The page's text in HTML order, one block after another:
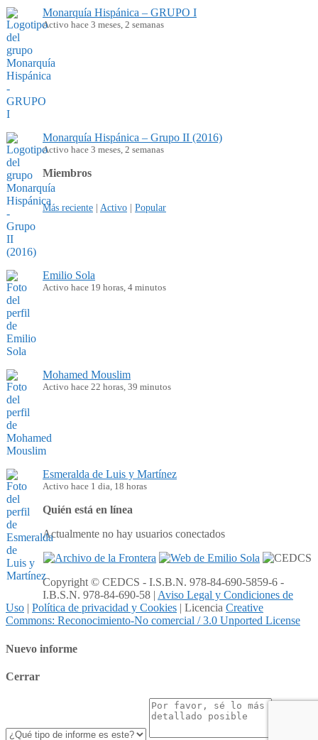
Monarquía Hispánica – GRUPO I
Activo hace 3 meses, 2 semanas
Monarquía Hispánica – Grupo II (2016)
Activo hace 3 meses, 2 semanas
Miembros
Más reciente | Activo | Popular
Emilio Sola
Activo hace 19 horas, 4 minutos
Mohamed Mouslim
Activo hace 22 horas, 39 minutos
Esmeralda de Luis y Martínez
Activo hace 1 dia, 18 horas
Quién está en línea
Actualmente no hay usuarios conectados
Copyright © CEDCS - I.S.B.N. 978-84-690-5859-6 -
I.B.S.N. 978-84-690-58 | Aviso Legal y Condiciones de
Uso | Política de privacidad y Cookies | Licencia Creative
Commons: Reconocimiento-No comercial / 3.0 Unported License
Nuevo informe
Cerrar